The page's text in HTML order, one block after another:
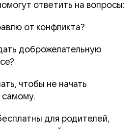
ответить на вопросы:
от конфликта?
доброжелательную
чтобы не начать
для родителей,